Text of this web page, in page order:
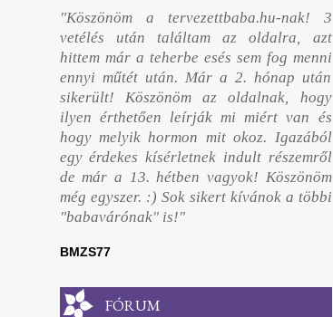
"Köszönöm a tervezettbaba.hu-nak! 3
vetélés után találtam az oldalra, azt
hittem már a teherbe esés sem fog menni
ennyi műtét után. Már a 2. hónap után
sikerült! Köszönöm az oldalnak, hogy
ilyen érthetően leírják mi miért van és
hogy melyik hormon mit okoz. Igazából
egy érdekes kísérletnek indult részemről
de már a 13. hétben vagyok! Köszönöm
még egyszer. :) Sok sikert kívánok a többi
"babavárónak" is!"
BMZS77
FÓRUM